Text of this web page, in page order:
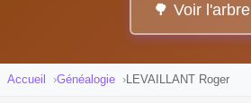
🌳 Voir l'arbre
Accueil Généalogie LEVAILLANT Roger